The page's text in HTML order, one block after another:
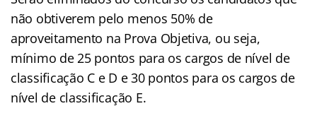
não obtiverem pelo menos 50% de
aproveitamento na Prova Objetiva, ou seja,
mínimo de 25 pontos para os cargos de nível de
classificação C e D e 30 pontos para os cargos de
nível de classificação E.